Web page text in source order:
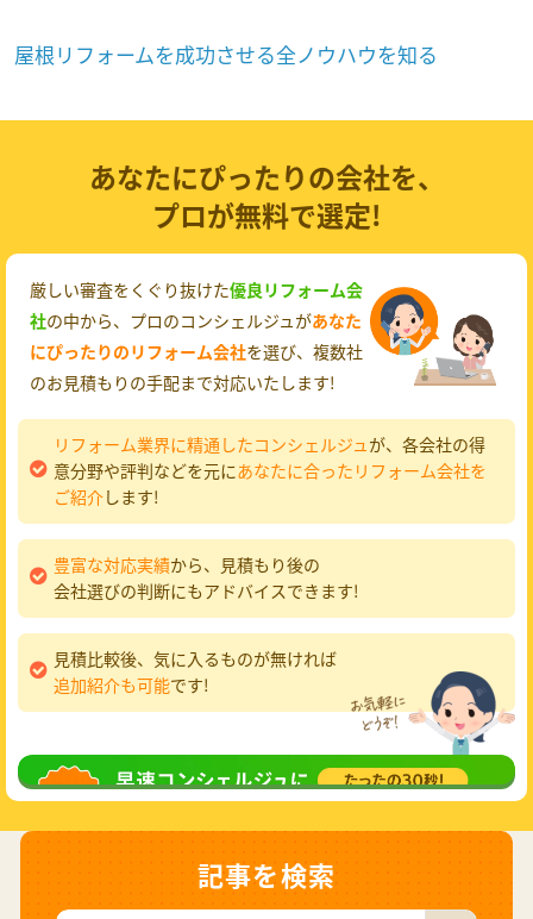
屋根リフォームを成功させる全ノウハウを知る
あなたにぴったりの会社を、
プロが無料で選定!
厳しい審査をくぐり抜けた優良リフォーム会
社の中から、プロのコンシェルジュがあなた
にぴったりのリフォーム会社を選び、複数社
のお見積もりの手配まで対応いたします!
リフォーム業界に精通したコンシェルジュが、各会社の得
意分野や評判などを元にあなたに合ったリフォーム会社を
ご紹介します!
豊富な対応実績から、見積もり後の
会社選びの判断にもアドバイスできます!
見積比較後、気に入るものが無ければ
追加紹介も可能です!
無料相談してみる
記事を検索